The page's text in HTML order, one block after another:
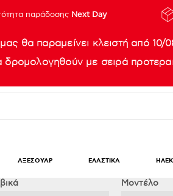
παράδοσης Next Day
μας θα παραμείνει κλειστή από
με σειρά
ΑΞΕΣΟΥΑΡ ΕΛΑΣΤΙΚΑ
Μοντέλο